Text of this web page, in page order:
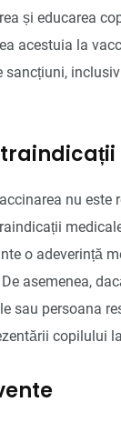
și educarea
acestuia la
sancțiuni,
nu este
o adeverință
asemenea,
sau persoana
copilului